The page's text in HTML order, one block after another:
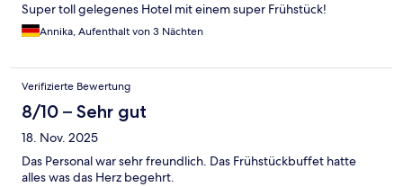
Super toll gelegenes Hotel mit einem super Frühstück!
Annika, Aufenthalt von 3 Nächten
Verifizierte Bewertung
8/10 – Sehr gut
18. Nov. 2025
Das Personal war sehr freundlich. Das Frühstückbuffet hatte
alles was das Herz begehrt.